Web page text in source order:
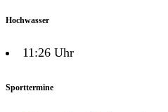
Hochwasser
11:26 Uhr
Sporttermine